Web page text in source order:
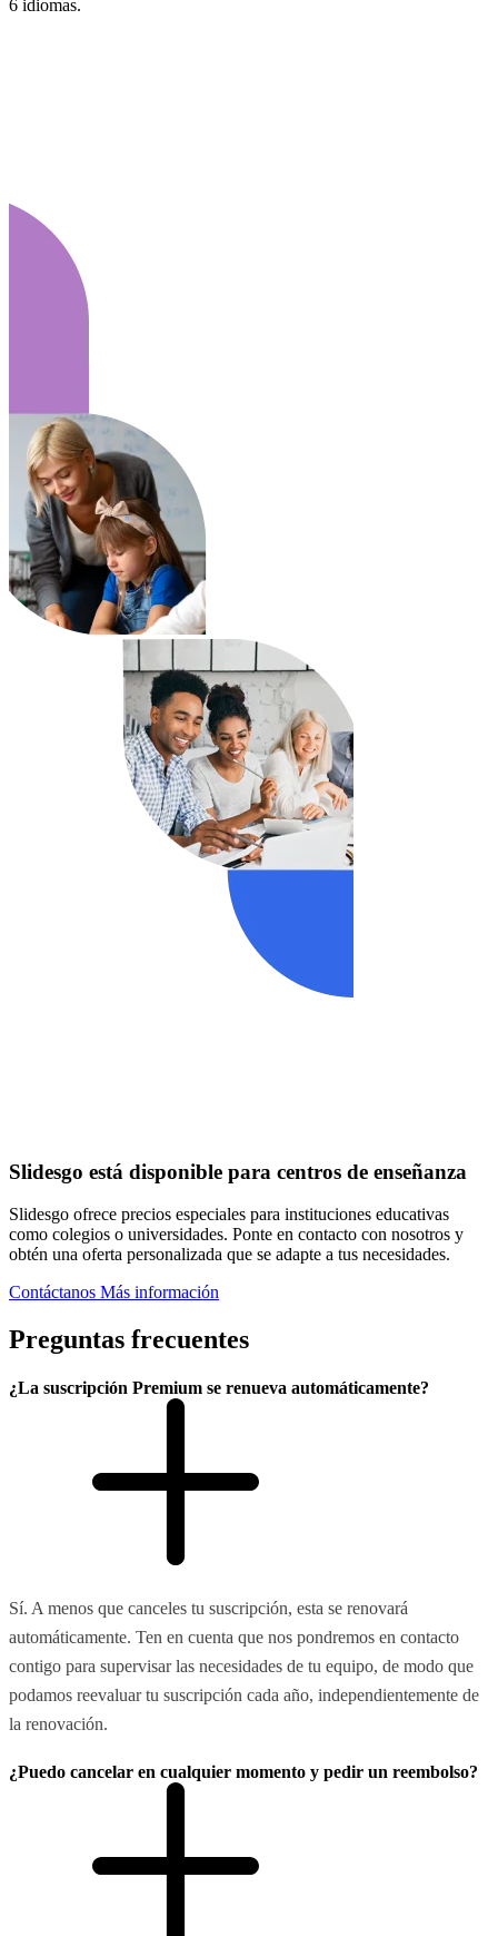
6 idiomas.
Slidesgo está disponible para centros de enseñanza
Slidesgo ofrece precios especiales para instituciones educativas
como colegios o universidades. Ponte en contacto con nosotros y
obtén una oferta personalizada que se adapte a tus necesidades.
Contáctanos Más información
Preguntas frecuentes
¿La suscripción Premium se renueva automáticamente?
Sí. A menos que canceles tu suscripción, esta se renovará
automáticamente. Ten en cuenta que nos pondremos en contacto
contigo para supervisar las necesidades de tu equipo, de modo que
podamos reevaluar tu suscripción cada año, independientemente de
la renovación.
¿Puedo cancelar en cualquier momento y pedir un reembolso?